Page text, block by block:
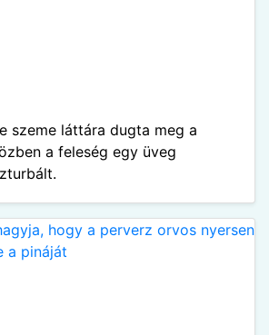
szeme láttára dugta meg a
a feleség egy üveg